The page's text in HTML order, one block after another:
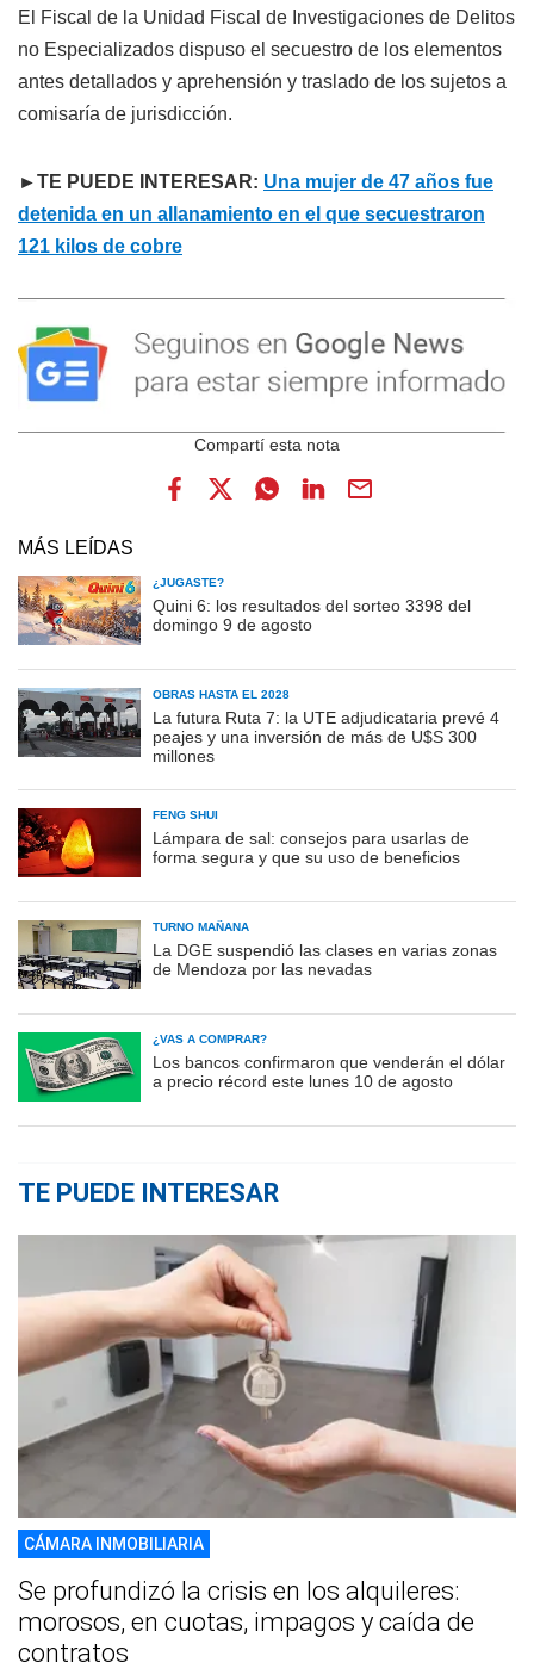
El Fiscal de la Unidad Fiscal de Investigaciones de Delitos
no Especializados dispuso el secuestro de los elementos
antes detallados y aprehensión y traslado de los sujetos a
comisaría de jurisdicción.
►TE PUEDE INTERESAR: Una mujer de 47 años fue
detenida en un allanamiento en el que secuestraron
121 kilos de cobre
MÁS LEÍDAS
¿JUGASTE?
Quini 6: los resultados del sorteo 3398 del
domingo 9 de agosto
OBRAS HASTA EL 2028
La futura Ruta 7: la UTE adjudicataria prevé 4
peajes y una inversión de más de U$S 300
millones
FENG SHUI
Lámpara de sal: consejos para usarlas de
forma segura y que su uso de beneficios
TURNO MAÑANA
La DGE suspendió las clases en varias zonas
de Mendoza por las nevadas
¿VAS A COMPRAR?
Los bancos confirmaron que venderán el dólar
a precio récord este lunes 10 de agosto
TE PUEDE INTERESAR
CÁMARA INMOBILIARIA
Se profundizó la crisis en los alquileres:
morosos, en cuotas, impagos y caída de
contratos